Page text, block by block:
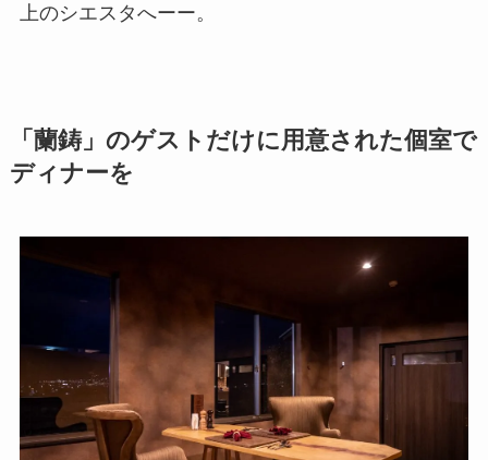
上のシエスタへーー。
「蘭鋳」のゲストだけに用意された個室で
ディナーを